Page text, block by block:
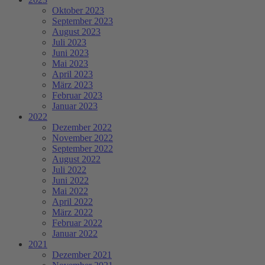
Oktober 2023
September 2023
August 2023
Juli 2023
Juni 2023
Mai 2023
April 2023
März 2023
Februar 2023
Januar 2023
2022
Dezember 2022
November 2022
September 2022
August 2022
Juli 2022
Juni 2022
Mai 2022
April 2022
März 2022
Februar 2022
Januar 2022
2021
Dezember 2021